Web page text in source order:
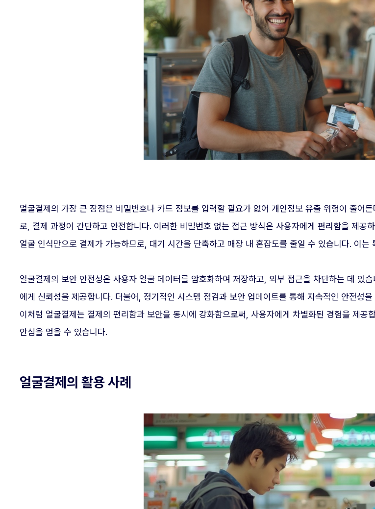
얼굴결제의 가장 큰 장점은 비밀번호나 카드 정보를 입력할 필요가 없어 개인정보 유출 위험이 줄어
로, 결제 과정이 간단하고 안전합니다. 이러한 비밀번호 없는 접근 방식은 사용자에게 편리함을 제공
얼굴 인식만으로 결제가 가능하므로, 대기 시간을 단축하고 매장 내 혼잡도를 줄일 수 있습니다. 이
얼굴결제의 보안 안전성은 사용자 얼굴 데이터를 암호화하여 저장하고, 외부 접근을 차단하는 데 있
에게 신뢰성을 제공합니다. 더불어, 정기적인 시스템 점검과 보안 업데이트를 통해 지속적인 안전성을
이처럼 얼굴결제는 결제의 편리함과 보안을 동시에 강화함으로써, 사용자에게 차별화된 경험을 제
안심을 얻을 수 있습니다.
얼굴결제의 활용 사례